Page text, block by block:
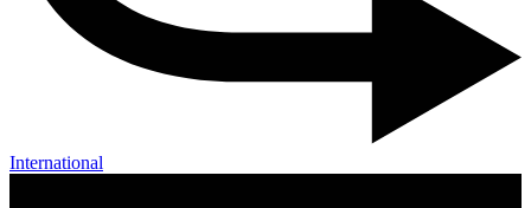
International